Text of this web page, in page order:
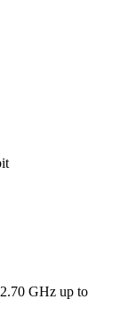
GHz up to